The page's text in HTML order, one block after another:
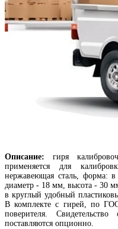
Описание: гиря
применяется для
нержавеющая сталь, форма:
диаметр - 18 мм, высота - 30
в круглый удобный
В комплекте с гирей, по
поверителя.
поставляются опционно.